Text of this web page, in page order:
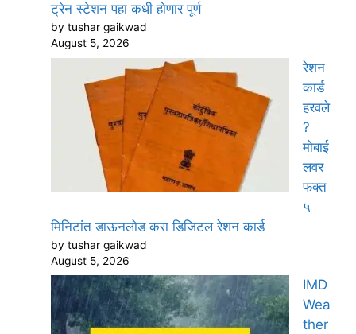
ट्रेन स्टेशन पहा कधी होणार पूर्ण
by tushar gaikwad
August 5, 2026
रेशन
कार्ड
हरवले
?
मोबाई
लवर
फक्त
५
मिनिटांत डाऊनलोड करा डिजिटल रेशन कार्ड
by tushar gaikwad
August 5, 2026
IMD
Wea
ther